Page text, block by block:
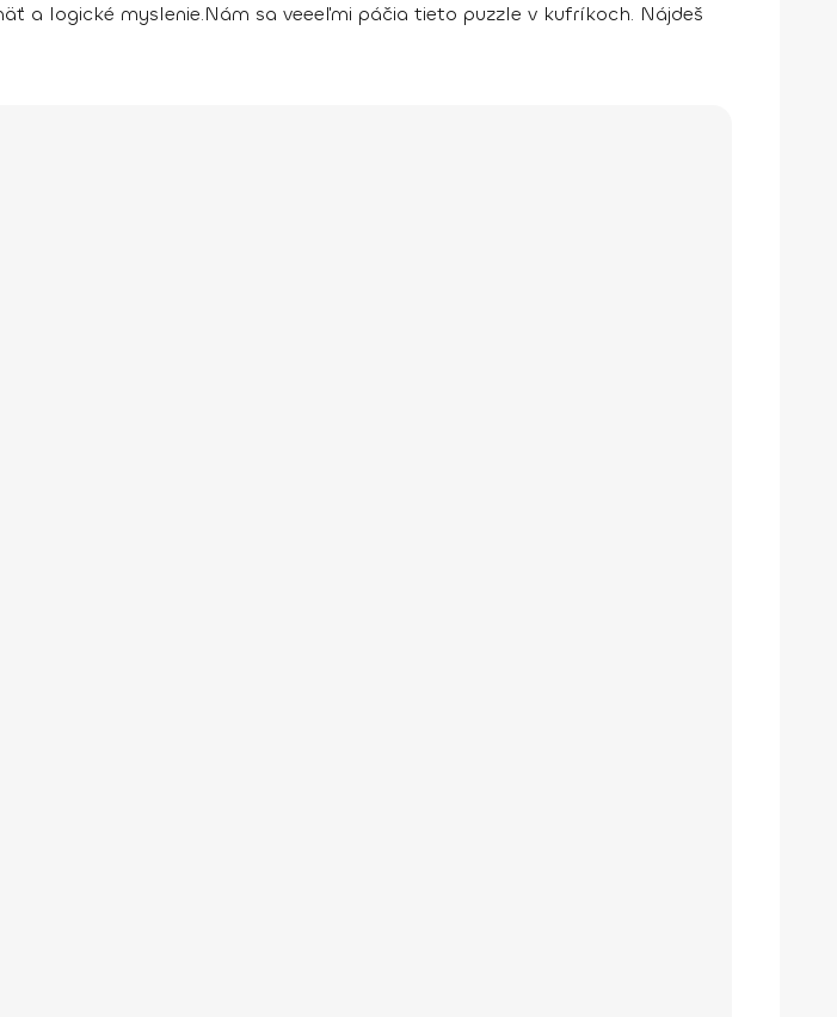
a logické myslenie.Nám sa veeeľmi páčia tieto puzzle v kufríkoch. Nájdeš